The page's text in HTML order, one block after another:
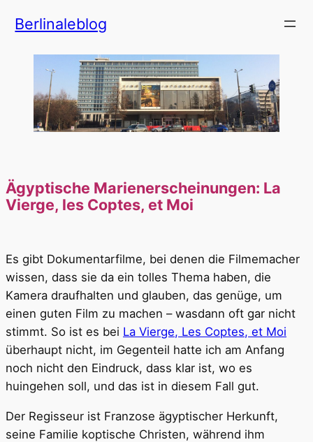
Inhalt
Berlinaleblog
Ägyptische Marienerscheinungen: La
Vierge, les Coptes, et Moi
Es gibt Dokumentarfilme, bei denen die Filmemacher
wissen, dass sie da ein tolles Thema haben, die
Kamera draufhalten und glauben, das genüge, um
einen guten Film zu machen – wasdann oft gar nicht
stimmt. So ist es bei La Vierge, Les Coptes, et Moi
überhaupt nicht, im Gegenteil hatte ich am Anfang
noch nicht den Eindruck, dass klar ist, wo es
huingehen soll, und das ist in diesem Fall gut.
Der Regisseur ist Franzose ägyptischer Herkunft,
seine Familie koptische Christen, während ihm